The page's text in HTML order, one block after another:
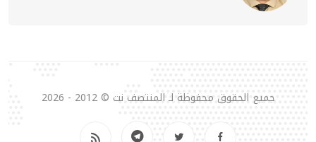
جميع الحقوق محفوظة لـ المنتصف نت © 2012 - 2026